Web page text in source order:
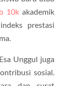
10k akademik
prestasi
Unggul juga
sosial.